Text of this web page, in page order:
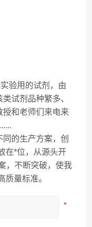
验用的试剂，由
试剂品种繁多、
和老师们来电来
的生产方案，创
在*位，从源头开
，不断突破，使我
质量标准。